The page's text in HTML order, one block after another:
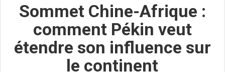
Sommet Chine-Afrique :
comment Pékin veut
étendre son influence sur
le continent